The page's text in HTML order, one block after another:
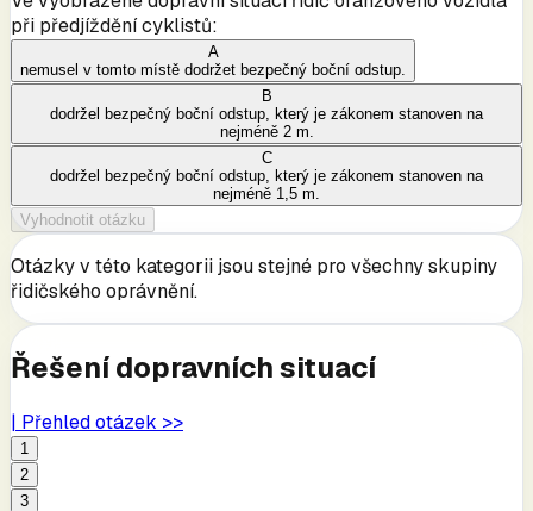
při předjíždění cyklistů:
A
nemusel v tomto místě dodržet bezpečný boční odstup.
B
dodržel bezpečný boční odstup, který je zákonem stanoven na
nejméně 2 m.
C
dodržel bezpečný boční odstup, který je zákonem stanoven na
nejméně 1,5 m.
Vyhodnotit otázku
Otázky v této kategorii jsou stejné pro všechny skupiny
řidičského oprávnění.
Řešení dopravních situací
| Přehled otázek >>
1
2
3